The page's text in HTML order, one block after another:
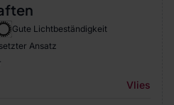
Gute Lichtbeständigkeit
Ansatz
Vlies